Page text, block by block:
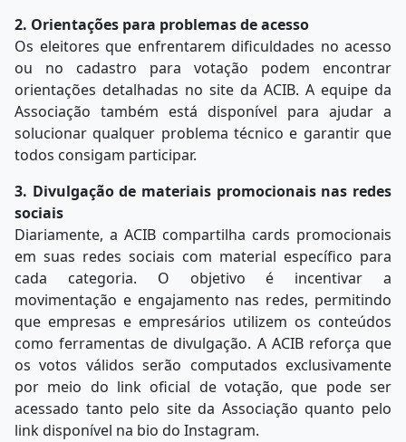
2. Orientações para problemas de acesso
Os eleitores que enfrentarem dificuldades no acesso
ou no cadastro para votação podem encontrar
orientações detalhadas no site da ACIB. A equipe da
Associação também está disponível para ajudar a
solucionar qualquer problema técnico e garantir que
todos consigam participar.
3. Divulgação de materiais promocionais nas redes
sociais
Diariamente, a ACIB compartilha cards promocionais
em suas redes sociais com material específico para
cada categoria. O objetivo é incentivar a
movimentação e engajamento nas redes, permitindo
que empresas e empresários utilizem os conteúdos
como ferramentas de divulgação. A ACIB reforça que
os votos válidos serão computados exclusivamente
por meio do link oficial de votação, que pode ser
acessado tanto pelo site da Associação quanto pelo
link disponível na bio do Instagram.